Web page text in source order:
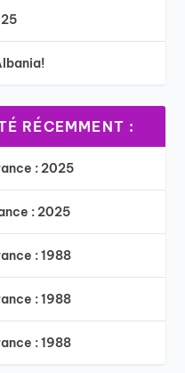
RÉCEMMENT :
: 2025
: 2025
: 1988
: 1988
: 1988